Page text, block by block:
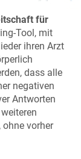
für
Tool, mit
ihren Arzt
dass alle
negativen
Antworten
vorher